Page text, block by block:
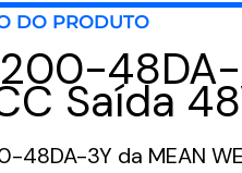
DO PRODUTO
Saída
48DA-3Y da MEAN